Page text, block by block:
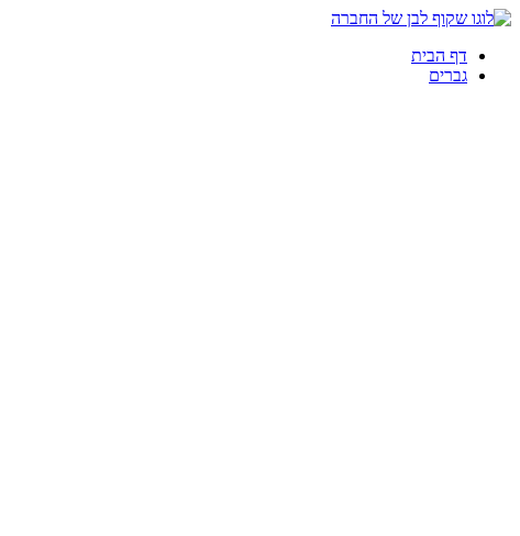
דף הבית
גברים